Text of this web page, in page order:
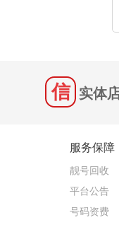
实体
服务保障
靓号回收
平台公告
号码资费